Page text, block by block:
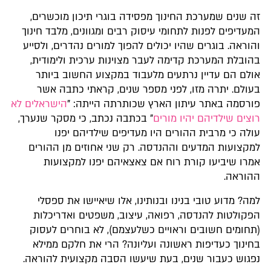
זה שנים שמערכת החינוך מפסידה בוגרי תיכון מוכשרים,
המעדיפים לפנות לתחומי עיסוק רבים ומגוונים, מלבד חינוך
והוראה. בוגרים שהיו יכולים להפוך למורים נהדרים, ולסייע
בהובלת המערכת קדימה לעבר מצוינות ערכית ולימודית,
אולם הם עדיין נרתעים מלעבוד במקצוע החשוב ביותר
בעולם. יתרה מזו, לפני מספר שנים, קראתי כתבה אשר
פורסמה באתר עיתון הארץ שכותרתה הייתה: "הישראלים לא
רוצים שילדיהם יהיו מורים" בכתבה נכתב, כי מסקר שנערך,
עולה כי מרבית ההורים היו מעדיפים שילדיהם יפנו
למקצועות המדעים וההנדסה. רק שני אחוזים מן ההורים
אמרו שיביעו קורת רוח אם צאצאיהם יפנו למקצועות
ההוראה.
למה? מדוע טובי בנינו ובנותינו, אלו שיאיישו את ספסלי
הפקולטות להנדסה, רפואה, עיצוב, משפטים ואדריכלות
(תחומים חשובים וראויים כשלעצמם), לא בוחרים לעסוק
בחינוך כעדיפות ראשונה ועליונה? הרי את חלקם ממילא
נפגוש כעבור שנים, בעת שיעשו הסבה מקצועית להוראה.